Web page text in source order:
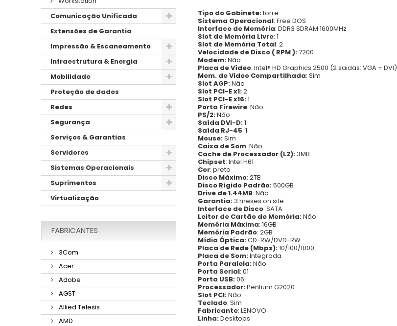
Comunicação Unificada
Extensões de Garantia
Impressão & Escaneamento
Infraestrutura & Energia
Mobilidade
Proteção de dados
Redes
Segurança
Serviços & Garantias
Servidores
Sistemas Operacionais
Suprimentos
Virtualização
FABRICANTES
3Com
Acer
Adobe
AGST
Allied Telesis
AMD
Tipo do Gabinete:torre
Sistema Operacional: Free DOS
Interface de Memória: DDR3 SDRAM 1600MHz
Slot de Memória Livre: 1
Slot de Memória Total: 2
Velocidade de Disco ( RPM ):7200
Modem:Não
Placa de Vídeo: Intel® HD Graphics 2500 (2 saidas: VGA + DVI)
Mem. de Video Compartilhada: Sim
Slot AGP:Não
Slot PCI-E x1:2
Slot PCI-E x16:1
Porta Firewire: Não
PS/2:Não
Saída DVI-D:1
Saída RJ-45: 1
Mouse:Sim
Caixa de Som: Não
Cache de Processador (L2): 3MB
Chipset: Intel H61
Cor: preto
Disco Máximo: 2TB
Disco Rígido Padrão:500GB
Drive de 1.44MB: Não
Garantia: 3 meses on site
Interface de Disco: SATA
Leitor de Cartão de Memória:Não
Memória Máxima: 16GB
Memória Padrão: 2GB
Mídia Óptica:CD-RW/DVD-RW
Placa de Rede (Mbps):10/100/1000
Placa de Som:Integrada
Porta Paralela:Não
Porta Serial: 01
Porta USB:06
Processador:Pentium G2020
Slot PCI:Não
Teclado: Sim
Fabricante: LENOVO
Linha:Desktops